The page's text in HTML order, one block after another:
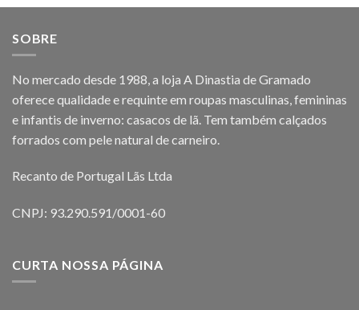
SOBRE
No mercado desde 1988, a loja A Dinastia de Gramado
oferece qualidade e requinte em roupas masculinas, femininas
e infantis de inverno: casacos de lã. Tem também calçados
forrados com pele natural de carneiro.
Recanto de Portugal Lãs Ltda
CNPJ: 93.290.591/0001-60
CURTA NOSSA PÁGINA